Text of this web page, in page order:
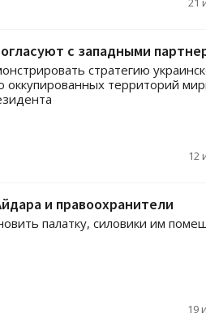
с западными
стратегию
оккупированных территорий
12
и правоохранители
палатку, силовики им
19